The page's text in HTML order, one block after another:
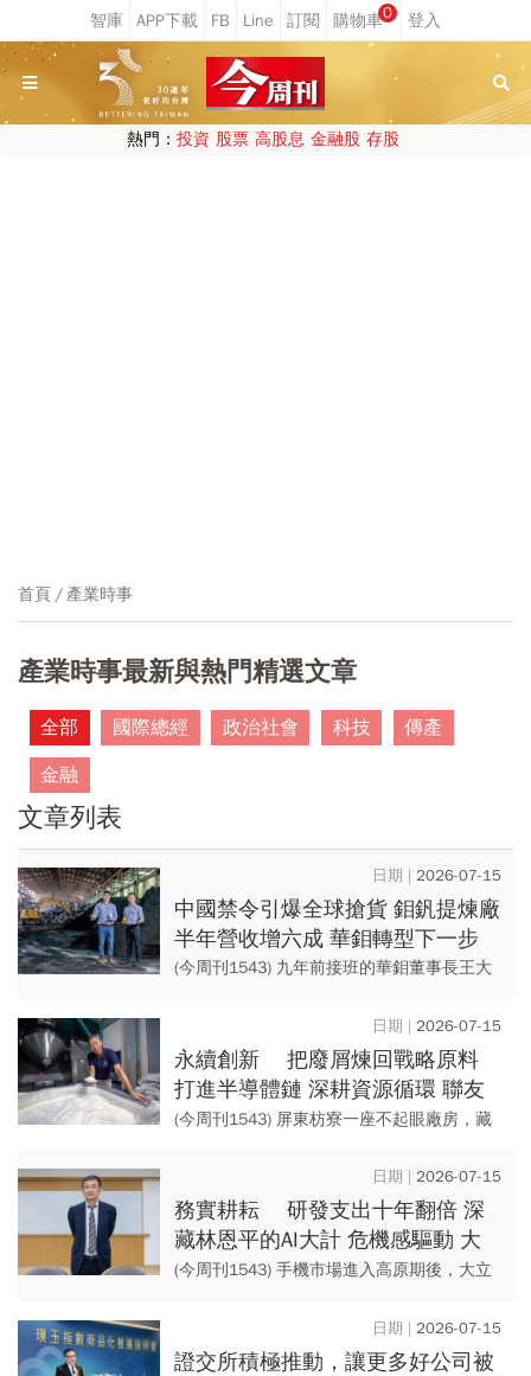
0
熱門： 投資 股票 高股息 金融股 存股
首頁 產業時事
產業時事最新與熱門精選文章
全部 國際總經 政治社會 科技
傳產
金融
文章列表
2026-07-15
中國禁令引爆全球搶貨 鉬釩提煉廠
半年營收增六成 華鉬轉型下一步
卡位釩電池、半導體
(今周刊1543) 九年前接班的華鉬董事長王大
團隊完成釩液流電池電解液的開發、認證，
再到...
2026-07-15
永續創新 把廢屑煉回戰略原料
打進半導體鏈 深耕資源循環 聯友
金屬寫鎢金奇蹟
(今周刊1543) 屏東枋寮一座不起眼廠房，藏
刀具、鑽針煉回戰略原料，從偏鄉接上半導
體、...
2026-07-15
務實耕耘 研發支出十年翻倍 深
藏林恩平的AI大計 危機感驅動 大
立光另闢CPO山頭
(今周刊1543) 手機市場進入高原期後，大立
頭站穩千金股山頭十餘年的公司，跨進CPO
新...
2026-07-15
證交所積極推動，讓更多好公司被